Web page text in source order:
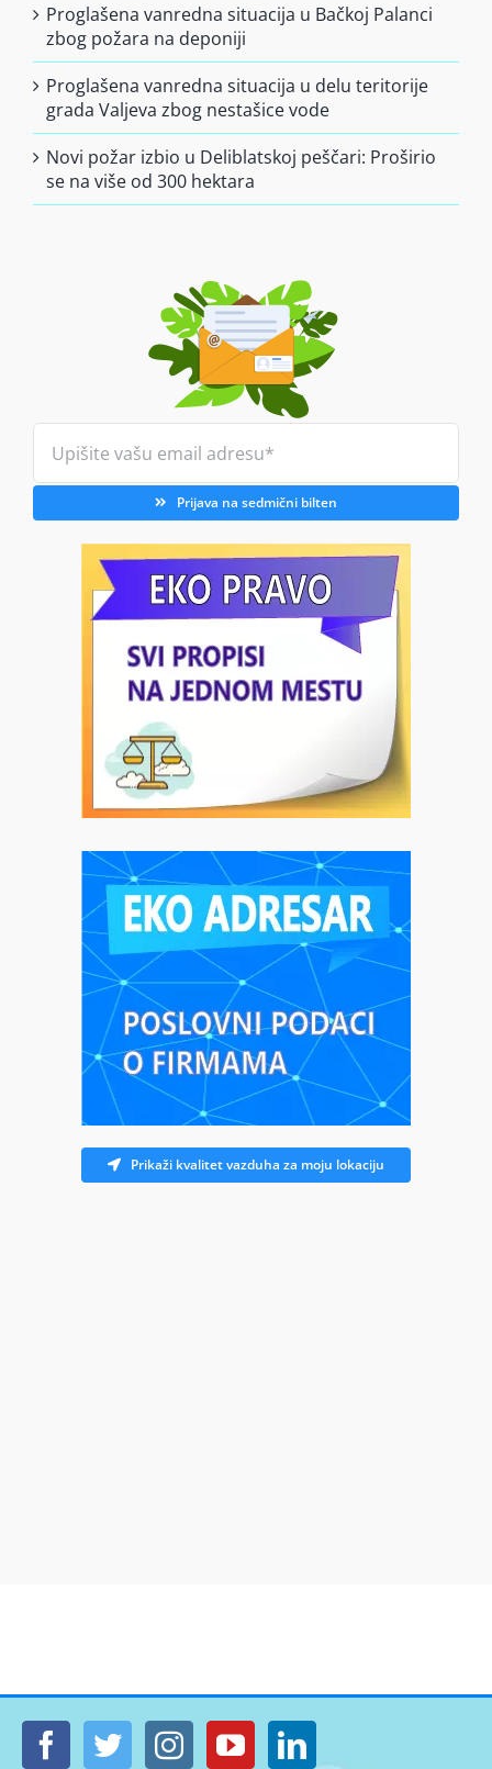
Proglašena vanredna situacija u Bačkoj Palanci
zbog požara na deponiji
Proglašena vanredna situacija u delu teritorije
grada Valjeva zbog nestašice vode
Novi požar izbio u Deliblatskoj peščari: Proširio
se na više od 300 hektara
Prijava na sedmični bilten
Prikaži kvalitet vazduha za moju lokaciju